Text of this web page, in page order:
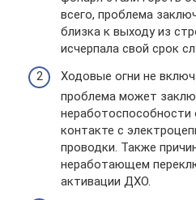
всего, проблема
близка к выходу из
исчерпала свой срок
Ходовые огни не
проблема может
неработоспособности
контакте с
проводки. Также
неработающем
активации ДХО.